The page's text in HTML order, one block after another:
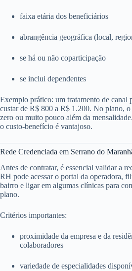
faixa etária dos beneficiários
abrangência geográfica (local,
se há ou não coparticipação
se inclui dependentes
Exemplo prático: um tratamento de canal
custar de R$ 800 a R$ 1.200. No plano, o
zero ou muito pouco além da
o custo-benefício é vantajoso.
Rede Credenciada em Serrano do
Antes de contratar, é essencial validar a
RH pode acessar o portal da operadora,
bairro e ligar em algumas clínicas para
plano.
Critérios importantes:
proximidade da empresa e da
colaboradores
variedade de especialidades